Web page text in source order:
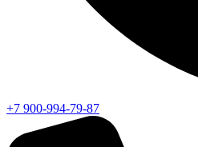
+7 900-994-79-87